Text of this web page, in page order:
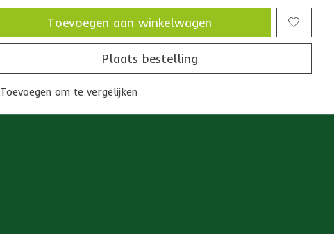
Toevoegen aan winkelwagen
Plaats bestelling
Toevoegen om te vergelijken